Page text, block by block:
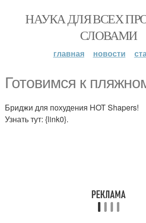
НАУКА ДЛЯ ВСЕХ
СЛОВАМИ
главная новости
Готовимся к
Бриджи для похудения HOT Shapers!
Узнать тут: {link0}.